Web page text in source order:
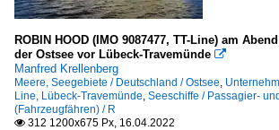
ROBIN HOOD (IMO 9087477, TT-Line) am
der Ostsee vor Lübeck-Travemünde 
Manfred Krellenberg
Meere, Seegebiete / Deutschland / Ostsee,
Line, Lübeck-Travemünde, Seeschiffe / Passagier-
(Fahrzeugfähren) / R
 312 1200x675 Px, 16.04.2022